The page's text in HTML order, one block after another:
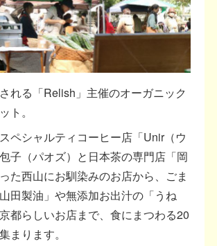
れる「Relish」主催のオーガニック
ト。
ペシャルティコーヒー店「Unir（ウ
子（パオズ）と日本茶の専門店「岡
た西山にお馴染みのお店から、ごま
田製油」や無添加お出汁の「うね
都らしいお店まで、食にまつわる20
まります。